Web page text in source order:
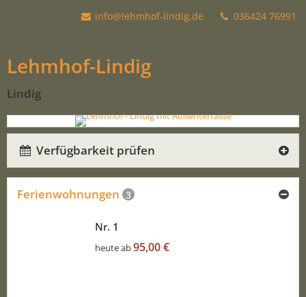
info@lehmhof-lindig.de 036424 76991
Lehmhof-Lindig
Lindig
Verfügbarkeit prüfen
Ferienwohnungen 3
Nr. 1
heute ab95,00 €